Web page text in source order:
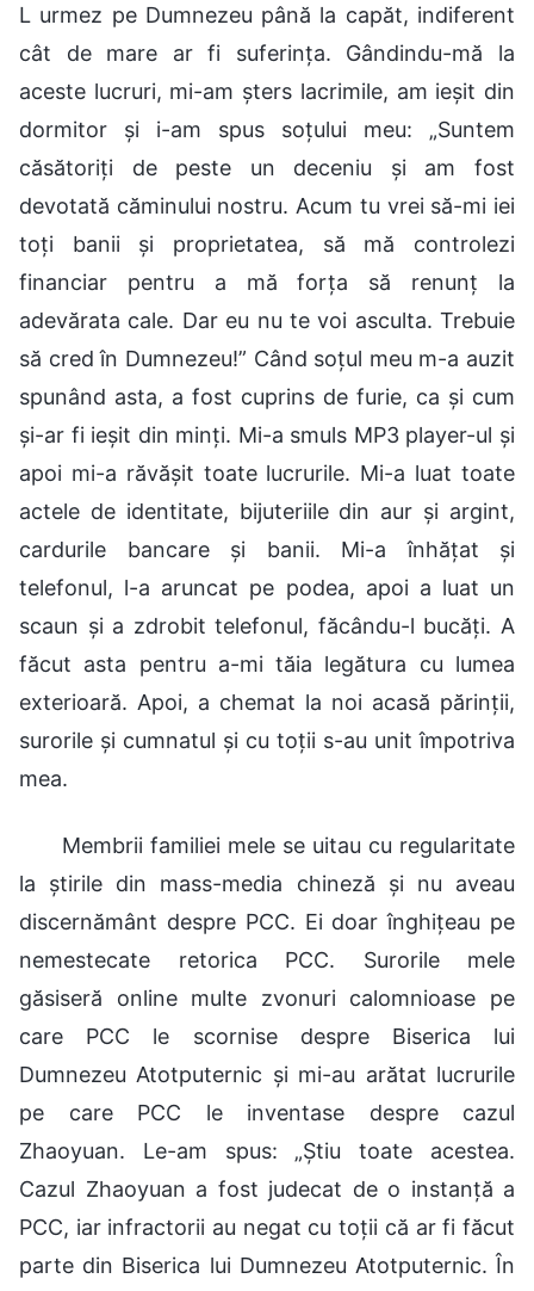
L urmez pe Dumnezeu până la capăt, indiferent
cât de mare ar fi suferința. Gândindu-mă la
aceste lucruri, mi-am șters lacrimile, am ieșit din
dormitor și i-am spus soțului meu: „Suntem
căsătoriți de peste un deceniu și am fost
devotată căminului nostru. Acum tu vrei să-mi iei
toți banii și proprietatea, să mă controlezi
financiar pentru a mă forța să renunț la
adevărata cale. Dar eu nu te voi asculta. Trebuie
să cred în Dumnezeu!” Când soțul meu m-a auzit
spunând asta, a fost cuprins de furie, ca și cum
și-ar fi ieșit din minți. Mi-a smuls MP3 player-ul și
apoi mi-a răvășit toate lucrurile. Mi-a luat toate
actele de identitate, bijuteriile din aur și argint,
cardurile bancare și banii. Mi-a înhățat și
telefonul, l-a aruncat pe podea, apoi a luat un
scaun și a zdrobit telefonul, făcându-l bucăți. A
făcut asta pentru a-mi tăia legătura cu lumea
exterioară. Apoi, a chemat la noi acasă părinții,
surorile și cumnatul și cu toții s-au unit împotriva
mea.
Membrii familiei mele se uitau cu regularitate
la știrile din mass-media chineză și nu aveau
discernământ despre PCC. Ei doar înghițeau pe
nemestecate retorica PCC. Surorile mele
găsiseră online multe zvonuri calomnioase pe
care PCC le scornise despre Biserica lui
Dumnezeu Atotputernic și mi-au arătat lucrurile
pe care PCC le inventase despre cazul
Zhaoyuan. Le-am spus: „Știu toate acestea.
Cazul Zhaoyuan a fost judecat de o instanță a
PCC, iar infractorii au negat cu toții că ar fi făcut
parte din Biserica lui Dumnezeu Atotputernic. În